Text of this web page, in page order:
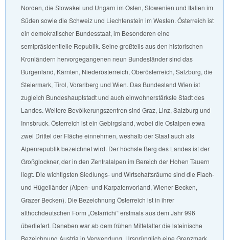
Norden, die Slowakei und Ungarn im Osten, Slowenien und Italien im
Süden sowie die Schweiz und Liechtenstein im Westen. Österreich ist
ein demokratischer Bundesstaat, im Besonderen eine
semipräsidentielle Republik. Seine großteils aus den historischen
Kronländern hervorgegangenen neun Bundesländer sind das
Burgenland, Kärnten, Niederösterreich, Oberösterreich, Salzburg, die
Steiermark, Tirol, Vorarlberg und Wien. Das Bundesland Wien ist
zugleich Bundeshauptstadt und auch einwohnerstärkste Stadt des
Landes. Weitere Bevölkerungszentren sind Graz, Linz, Salzburg und
Innsbruck. Österreich ist ein Gebirgsland, wobei die Ostalpen etwa
zwei Drittel der Fläche einnehmen, weshalb der Staat auch als
Alpenrepublik bezeichnet wird. Der höchste Berg des Landes ist der
Großglockner, der in den Zentralalpen im Bereich der Hohen Tauern
liegt. Die wichtigsten Siedlungs- und Wirtschaftsräume sind die Flach-
und Hügelländer (Alpen- und Karpatenvorland, Wiener Becken,
Grazer Becken). Die Bezeichnung Österreich ist in ihrer
althochdeutschen Form „Ostarrichi“ erstmals aus dem Jahr 996
überliefert. Daneben war ab dem frühen Mittelalter die lateinische
Bezeichnung Austria in Verwendung. Ursprünglich eine Grenzmark